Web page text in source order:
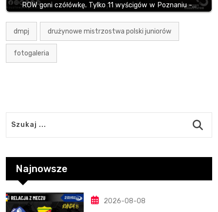
ROW goni czółówkę. Tylko 11 wyścigów w Poznaniu -…
dmpj drużynowe mistrzostwa polski juniorów
fotogaleria
Najnowsze
2026-08-08